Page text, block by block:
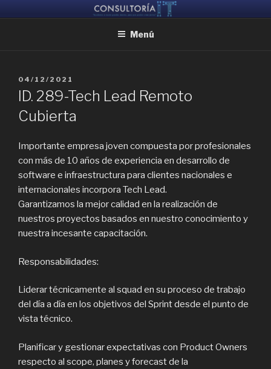
al
CONSULTORIA IT
Ayudamos a reunir grandes mentes, para que puedan crear juntas
Menú
PUBLICADO
EL
04/12/2021
ID. 289-Tech Lead Remoto
Cubierta
Importante empresa joven compuesta por profesionales
con más de 10 años de experiencia en desarrollo de
software e infraestructura para clientes nacionales e
internacionales incorpora Tech Lead.
Garantizamos la mejor calidad en la realización de
nuestros proyectos basados ​​en nuestro conocimiento y
nuestra incesante capacitación.
Responsabilidades:
Liderar técnicamente al squad en su proceso de trabajo
del día a día en los objetivos del Sprint desde el punto de
vista técnico.
Planificar y gestionar expectativas con Product Owners
respecto al scope, planes y forecast de la